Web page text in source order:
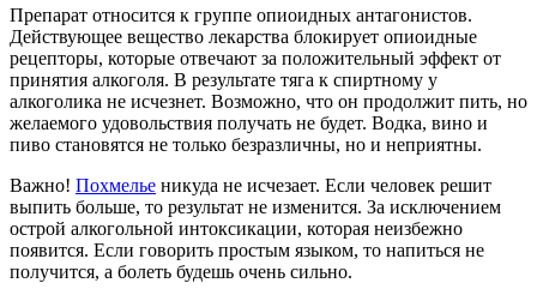
Препарат относится к группе опиоидных антагонистов.
Действующее вещество лекарства блокирует опиоидные
рецепторы, которые отвечают за положительный эффект от
принятия алкоголя. В результате тяга к спиртному у
алкоголика не исчезнет. Возможно, что он продолжит пить, но
желаемого удовольствия получать не будет. Водка, вино и
пиво становятся не только безразличны, но и неприятны.
Важно! Похмелье никуда не исчезает. Если человек решит
выпить больше, то результат не изменится. За исключением
острой алкогольной интоксикации, которая неизбежно
появится. Если говорить простым языком, то напиться не
получится, а болеть будешь очень сильно.